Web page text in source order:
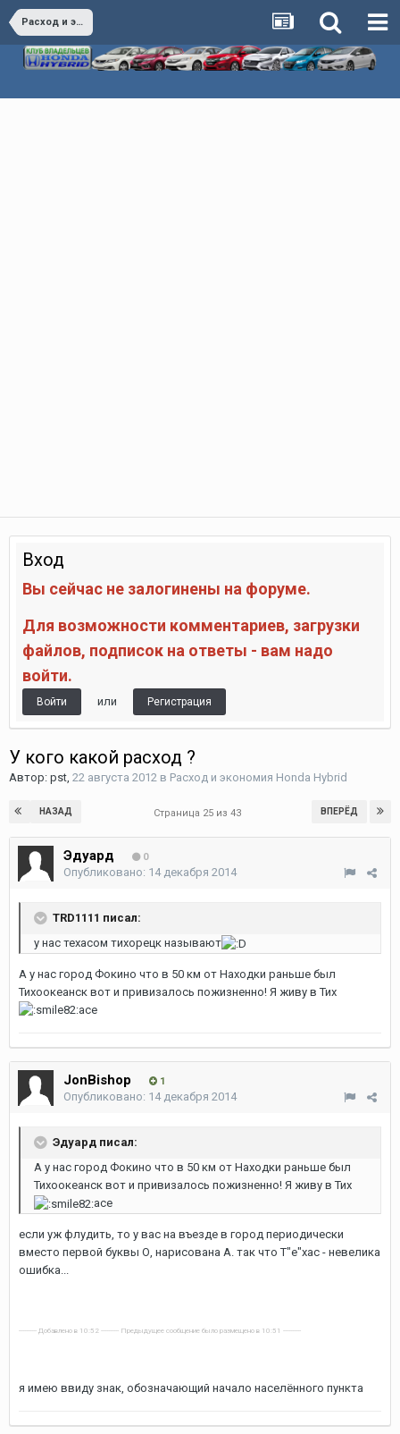
Расход и экономия Honda Hybrid
Вход
Вы сейчас не залогинены на форуме.
Для возможности комментариев, загрузки
файлов, подписок на ответы - вам надо
войти.
Войти или Регистрация
У кого какой расход ?
Автор: pst, 22 августа 2012 в Расход и экономия Honda Hybrid
НАЗАД ВПЕРЁД
Страница 25 из 43
Эдуард 0
Опубликовано: 14 декабря 2014
TRD1111 писал:
у нас техасом тихорецк называют
А у нас город Фокино что в 50 км от Находки раньше был
Тихоокеанск вот и привизалось пожизненно! Я живу в Тих
асе
JonBishop 1
Опубликовано: 14 декабря 2014
Эдуард писал:
А у нас город Фокино что в 50 км от Находки раньше был
Тихоокеанск вот и привизалось пожизненно! Я живу в Тих
асе
если уж флудить, то у вас на въезде в город периодически
вместо первой буквы О, нарисована А. так что Т"е"хас - невелика
ошибка...
---------- Добавлено в 10:52 ---------- Предыдущее сообщение было размещено в 10:51 ----------
я имею ввиду знак, обозначающий начало населённого пункта